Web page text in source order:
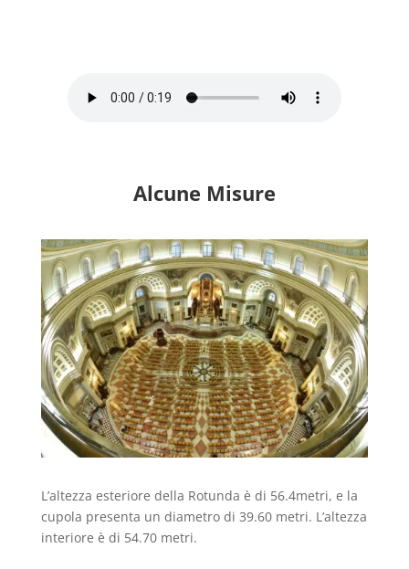
Alcune Misure
L’altezza esteriore della Rotunda è di 56.4metri, e la
cupola presenta un diametro di 39.60 metri. L’altezza
interiore è di 54.70 metri.